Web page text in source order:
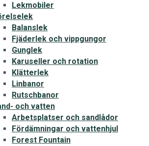
Lekmobiler
Balanslek
Fjäderlek och vippgungor
Gunglek
Karuseller och rotation
Klätterlek
Linbanor
Rutschbanor
och vatten
Arbetsplatser och sandlådor
Fördämningar och vattenhjul
Forest Fountain